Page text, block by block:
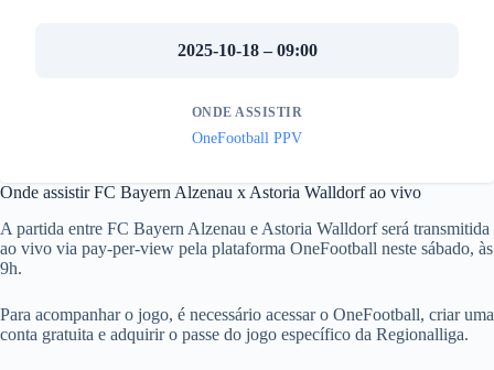
2025-10-18 – 09:00
ONDE ASSISTIR
OneFootball PPV
Onde assistir FC Bayern Alzenau x Astoria Walldorf ao vivo
A partida entre FC Bayern Alzenau e Astoria Walldorf será transmitida
ao vivo via pay-per-view pela plataforma OneFootball neste sábado, às
9h.
Para acompanhar o jogo, é necessário acessar o OneFootball, criar uma
conta gratuita e adquirir o passe do jogo específico da Regionalliga.